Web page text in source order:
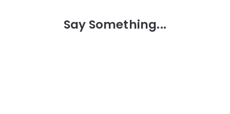
Say Something...